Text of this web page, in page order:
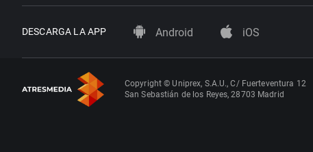
DESCARGA LA APP Android iOS
Copyright © Uniprex, S.A.U., C/ Fuerteventura 12
San Sebastián de los Reyes, 28703 Madrid